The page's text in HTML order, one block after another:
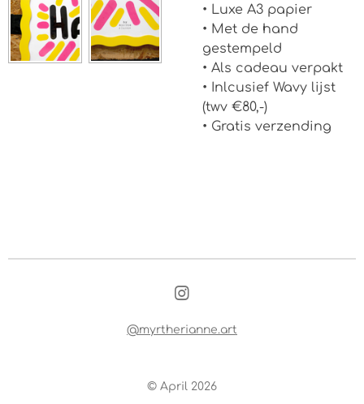
• Luxe A3 papier
• Met de hand
gestempeld
• Als cadeau verpakt
• Inlcusief Wavy lijst
(twv €80,-)
• Gratis verzending
I
s
r
@myrtherianne.art
© April 2026